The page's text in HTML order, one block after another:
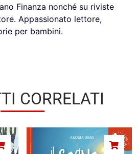
Finanza nonché su riviste
Appassionato lettore,
per bambini.
CORRELATI